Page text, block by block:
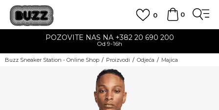
0
0
POZOVITE NAS NA +382 20 690 200
Od 9-16h
Buzz Sneaker Station - Online Shop Proizvodi Odjeća Majica